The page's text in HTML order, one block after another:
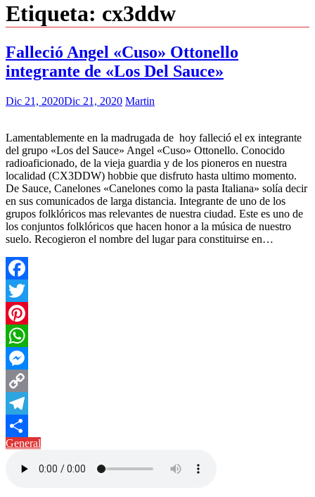
Etiqueta: cx3ddw
Falleció Angel «Cuso» Ottonello
integrante de «Los Del Sauce»
Dic 21, 2020Dic 21, 2020 Martin
Lamentablemente en la madrugada de hoy falleció el ex integrante
del grupo «Los del Sauce» Angel «Cuso» Ottonello. Conocido
radioaficionado, de la vieja guardia y de los pioneros en nuestra
localidad (CX3DDW) hobbie que disfruto hasta ultimo momento.
De Sauce, Canelones «Canelones como la pasta Italiana» solía decir
en sus comunicados de larga distancia. Integrante de uno de los
grupos folklóricos mas relevantes de nuestra ciudad. Este es uno de
los conjuntos folklóricos que hacen honor a la música de nuestro
suelo. Recogieron el nombre del lugar para constituirse en…
Facebook
Twitter
Pinterest
WhatsApp
Messenger
Copy
Link
Telegram
Compartir
General